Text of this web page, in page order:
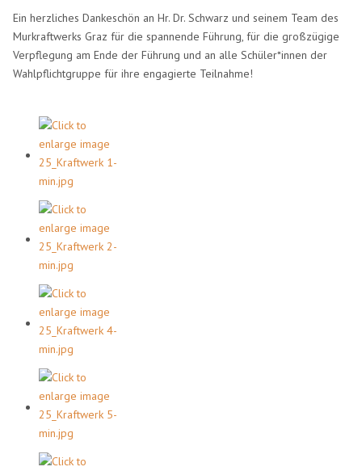
Ein herzliches Dankeschön an Hr. Dr. Schwarz und seinem Team des
Murkraftwerks Graz für die spannende Führung, für die großzügige
Verpflegung am Ende der Führung und an alle Schüler*innen der
Wahlpflichtgruppe für ihre engagierte Teilnahme!